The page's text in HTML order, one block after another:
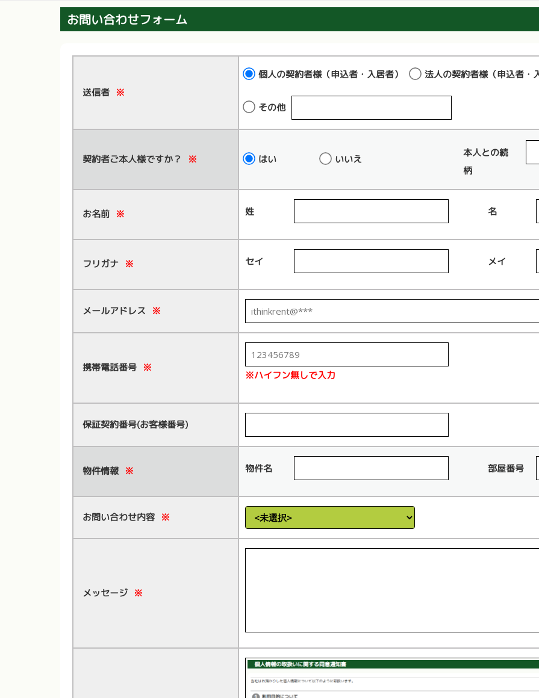
お問い合わせフォーム
送信者 ※
個人の契約者様（申込者・入居者） 法人の契約者様（申込者・
その他
契約者ご本人様ですか？ ※ はい いいえ
本人との続
柄
お名前 ※ 姓 名
フリガナ ※ セイ メイ
メールアドレス ※
携帯電話番号 ※
※ハイフン無しで入力
保証契約番号(お客様番号)
物件情報 ※ 物件名 部屋番号
お問い合わせ内容 ※
メッセージ ※